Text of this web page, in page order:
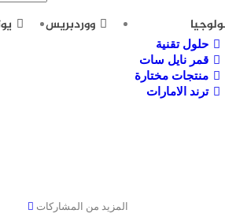
حلول تقنية
قمر نايل سات
منتجات مختارة
ترند الامارات
ووردبريس
المزيد من المشاركات